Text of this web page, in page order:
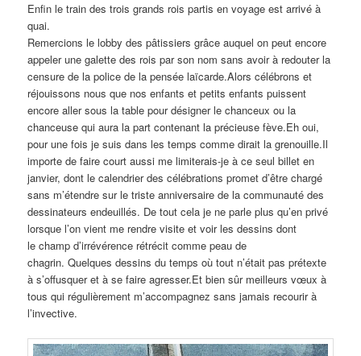
Enfin le train des trois grands rois partis en voyage est arrivé à
quai.
Remercions le lobby des pâtissiers grâce auquel on peut encore
appeler une galette des rois par son nom sans avoir à redouter la
censure de la police de la pensée laïcarde.Alors célébrons et
réjouissons nous que nos enfants et petits enfants puissent
encore aller sous la table pour désigner le chanceux ou la
chanceuse qui aura la part contenant la précieuse fève.Eh oui,
pour une fois je suis dans les temps comme dirait la grenouille.Il
importe de faire court aussi me limiterais-je à ce seul billet en
janvier, dont le calendrier des célébrations promet d’être chargé
sans m’étendre sur le triste anniversaire de la communauté des
dessinateurs endeuillés. De tout cela je ne parle plus qu’en privé
lorsque l’on vient me rendre visite et voir les dessins dont
le champ d’irrévérence rétrécit comme peau de
chagrin. Quelques dessins du temps où tout n’était pas prétexte
à s’offusquer et à se faire agresser.Et bien sûr meilleurs vœux à
tous qui régulièrement m’accompagnez sans jamais recourir à
l’invective.